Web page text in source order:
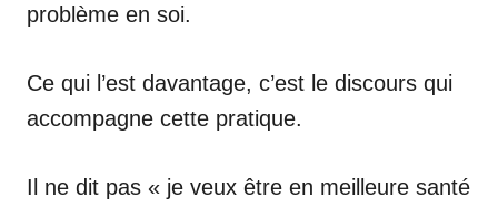
problème en soi.
Ce qui l’est davantage, c’est le discours qui
accompagne cette pratique.
Il ne dit pas « je veux être en meilleure santé